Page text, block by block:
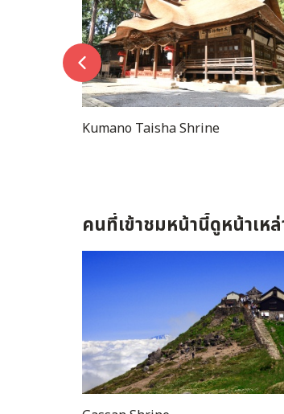
Deshio Monjudo
คนที่เข้าชมหน้านี้ดูหน้าเห